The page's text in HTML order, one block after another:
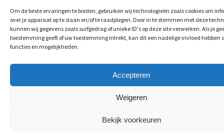
Om de beste ervaringen te bieden, gebruiken wij technologieën zoals cookies om
over je apparaat op te slaan en/of te raadplegen. Door in te stemmen met deze
kunnen wij gegevens zoals surfgedrag of unieke ID's op deze site verwerken. Als je
toestemming geeft of uw toestemming intrekt, kan dit een nadelige invloed hebben
functies en mogelijkheden.
Accepteren
Weigeren
Bekijk voorkeuren